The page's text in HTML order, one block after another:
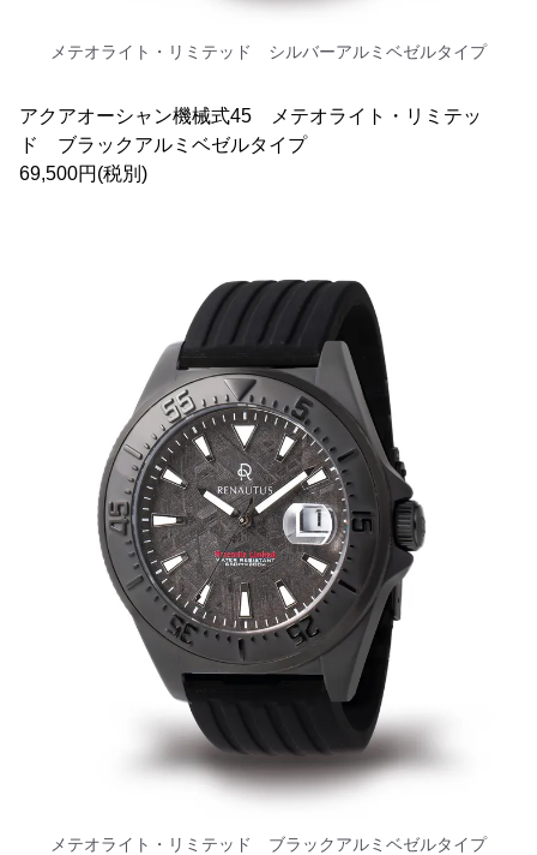
メテオライト・リミテッド シルバーアルミベゼルタイプ
アクアオーシャン機械式45 メテオライト・リミテッ
ド ブラックアルミベゼルタイプ
69,500円(税別)
メテオライト・リミテッド ブラックアルミベゼルタイプ